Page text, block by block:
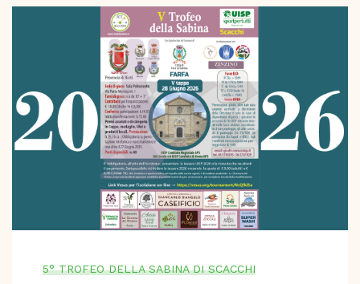
5° TROFEO DELLA SABINA DI SCACCHI